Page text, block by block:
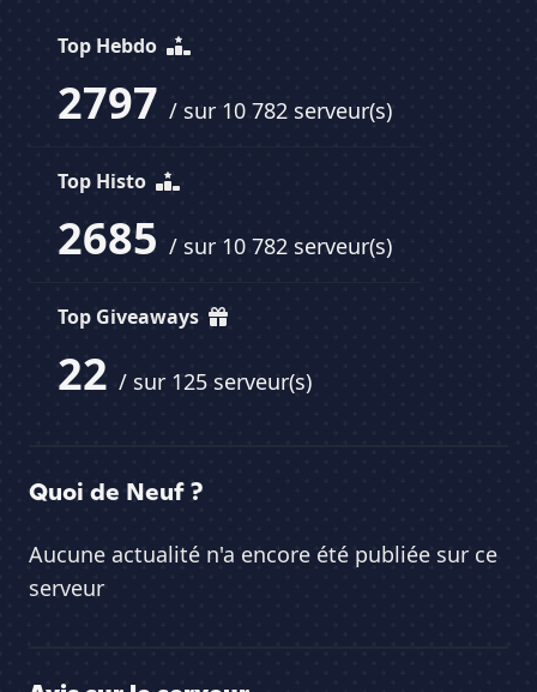
Top Hebdo
2797 / sur 10 782 serveur(s)
Top Histo
2685 / sur 10 782 serveur(s)
Top Giveaways
22 / sur 125 serveur(s)
Quoi de Neuf ?
Aucune actualité n'a encore été publiée sur ce
serveur